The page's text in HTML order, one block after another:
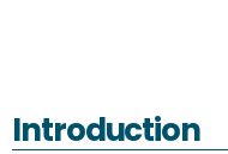
Introduction